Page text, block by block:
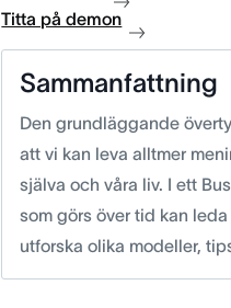
Titta på demon
Sammanfattning
Den grundläggande
att vi kan leva alltmer
själva och våra liv. I ett
som görs över tid kan
utforska olika modeller,